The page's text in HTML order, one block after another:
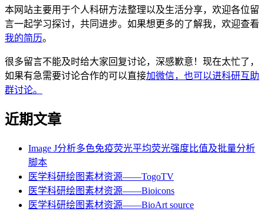
本网站主要用于个人科研方法整理以及生活分享，欢迎各位留
言一起学习探讨，共同进步。如果想更多的了解我，欢迎查看
我的简历。
很多留言不能及时给大家回复讨论，深感歉意！现在太忙了，
如果有急需要讨论合作的可以直接加微信，也可以进科研互助
群讨论。
近期文章
Image J分析多色免疫荧光平均荧光强度比值及批量分析
脚本
医学科研绘图素材资源——TogoTV
医学科研绘图素材资源——Bioicons
医学科研绘图素材资源——BioArt source